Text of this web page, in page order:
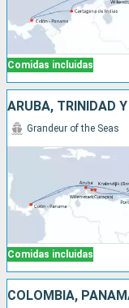
Comidas incluidas
ARUBA, TRINIDAD
Comidas incluidas
Grandeur of the Seas
COLOMBIA,